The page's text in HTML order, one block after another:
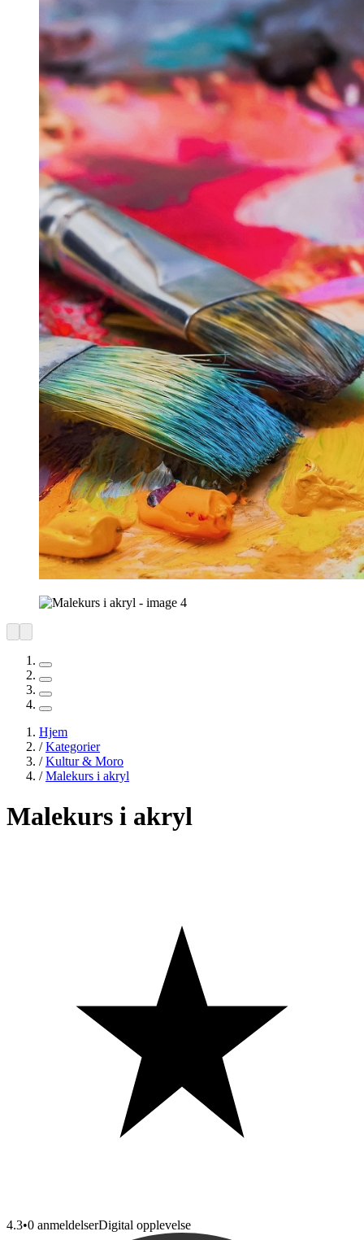
Hjem
/Kategorier
/Kultur & Moro
/Malekurs i akryl
Malekurs i akryl
4.3•0 anmeldelserDigital opplevelse